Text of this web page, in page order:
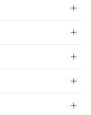
、
準）
含有を証明す
を証明する
エステル類４
の期間は出
た。
切替を完了